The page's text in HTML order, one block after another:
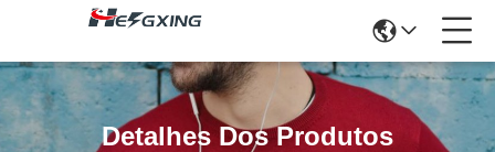
Detalhes Dos Produtos